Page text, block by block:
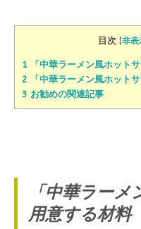
目次 非表
1 「中華ラーメン風ホット
2 「中華ラーメン風ホット
3 お勧めの関連記事
「中華ラー
用意する材料